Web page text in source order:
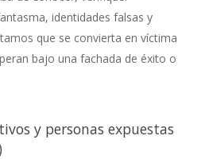
identidades falsas y
que se convierta en víctima
bajo una fachada de éxito o
y personas expuestas